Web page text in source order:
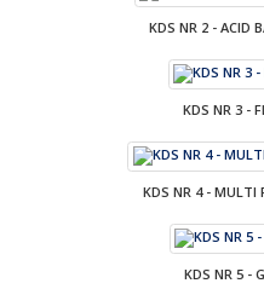
KDS NR 2 - ACID
KDS NR 3 -
KDS NR 4 - MULTI
KDS NR 5 -